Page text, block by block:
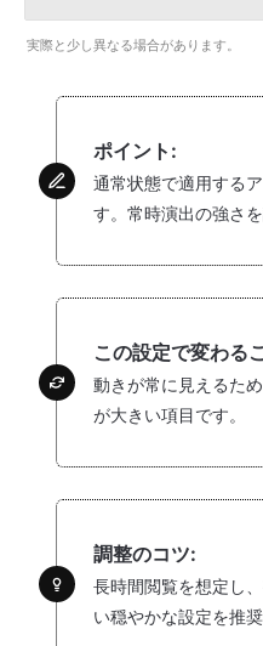
実際と少し異なる場合があります。
ポイント:
通常状態で適用する
す。常時演出の強さを
この設定で変わる
動きが常に見えるた
が大きい項目です。
調整のコツ:
長時間閲覧を想定し
い穏やかな設定を推奨